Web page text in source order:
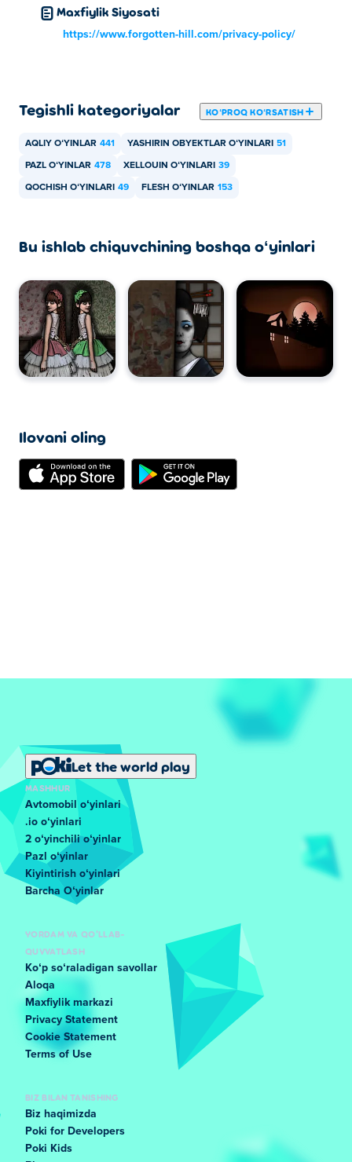
Maxfiylik Siyosati
https://www.forgotten-hill.com/privacy-policy/
Tegishli kategoriyalar KOʻPROQ KOʻRSATISH
AQLIY OʻYINLAR 441 YASHIRIN OBYEKTLAR OʻYINLARI 51
PAZL OʻYINLAR 478 XELLOUIN OʻYINLARI 39
QOCHISH OʻYINLARI 49 FLESH OʻYINLAR 153
Bu ishlab chiquvchining boshqa oʻyinlari
Ilovani oling
Let the world play
MASHHUR
Avtomobil oʻyinlari
.io oʻyinlari
2 oʻyinchili oʻyinlar
Pazl oʻyinlar
Kiyintirish oʻyinlari
Barcha Oʻyinlar
YORDAM VA QO'LLAB-
QUVVATLASH
Koʻp soʻraladigan savollar
Aloqa
Maxfiylik markazi
Privacy Statement
Cookie Statement
Terms of Use
BIZ BILAN TANISHING
Biz haqimizda
Poki for Developers
Poki Kids